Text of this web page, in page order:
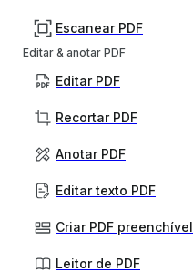
Escanear PDF
Editar & anotar PDF
Editar PDF
Recortar PDF
Anotar PDF
Editar texto PDF
Criar PDF preenchível
Leitor de PDF